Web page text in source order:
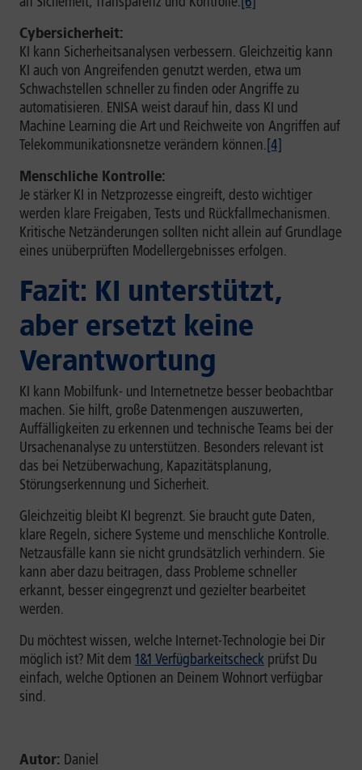
Cybersicherheit:
KI kann Sicherheitsanalysen verbessern. Gleichzeitig kann
KI auch von Angreifenden genutzt werden, etwa um
Schwachstellen schneller zu finden oder Angriffe zu
automatisieren. ENISA weist darauf hin, dass KI und
Machine Learning die Art und Reichweite von Angriffen auf
Telekommunikationsnetze verändern können.[4]
Menschliche Kontrolle:
Je stärker KI in Netzprozesse eingreift, desto wichtiger
werden klare Freigaben, Tests und Rückfallmechanismen.
Kritische Netzänderungen sollten nicht allein auf Grundlage
eines unüberprüften Modellergebnisses erfolgen.
Fazit: KI unterstützt,
aber ersetzt keine
Verantwortung
KI kann Mobilfunk- und Internetnetze besser beobachtbar
machen. Sie hilft, große Datenmengen auszuwerten,
Auffälligkeiten zu erkennen und technische Teams bei der
Ursachenanalyse zu unterstützen. Besonders relevant ist
das bei Netzüberwachung, Kapazitätsplanung,
Störungserkennung und Sicherheit.
Gleichzeitig bleibt KI begrenzt. Sie braucht gute Daten,
klare Regeln, sichere Systeme und menschliche Kontrolle.
Netzausfälle kann sie nicht grundsätzlich verhindern. Sie
kann aber dazu beitragen, dass Probleme schneller
erkannt, besser eingegrenzt und gezielter bearbeitet
werden.
Du möchtest wissen, welche Internet-Technologie bei Dir
möglich ist? Mit dem 1&1 Verfügbarkeitscheck prüfst Du
einfach, welche Optionen an Deinem Wohnort verfügbar
sind.
Autor: Daniel